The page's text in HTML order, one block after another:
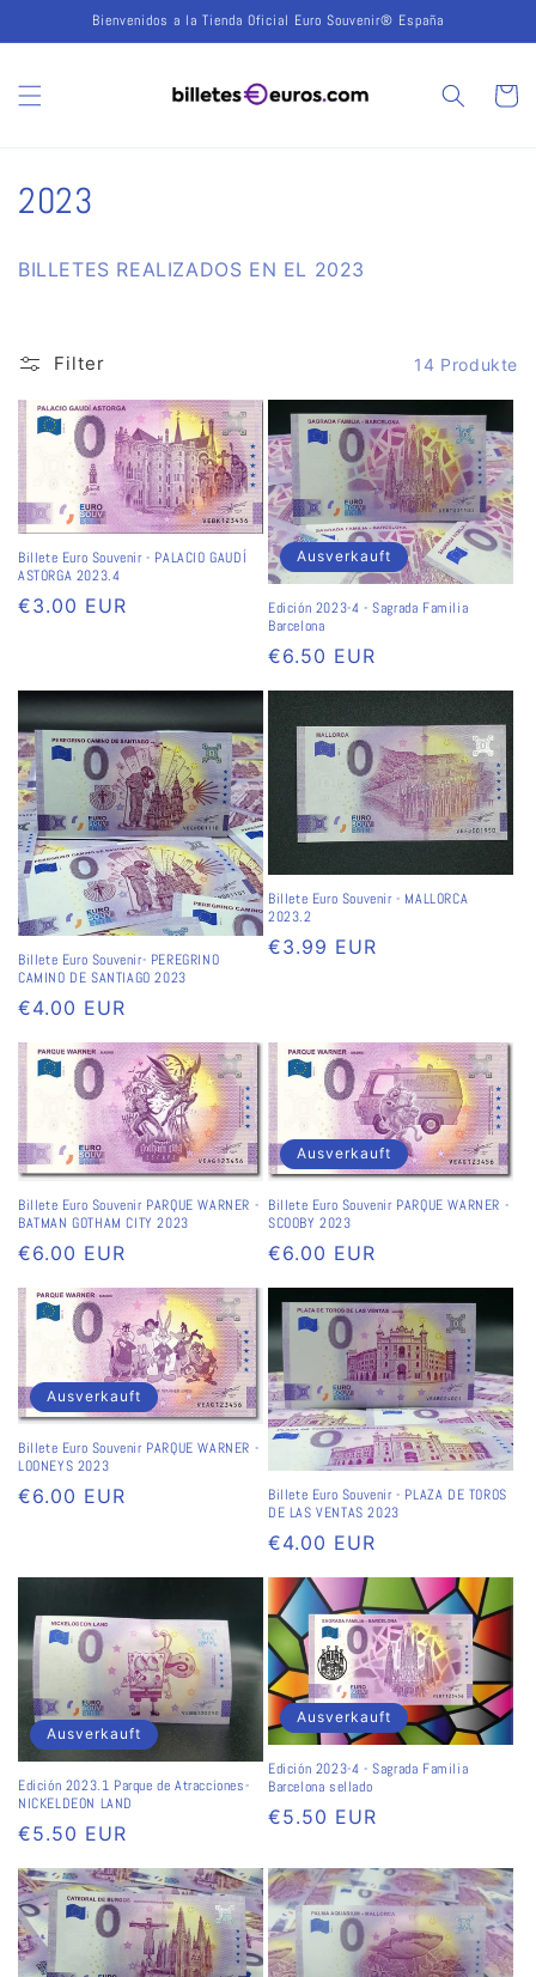
Inhalt
Bienvenidos a la Tienda Oficial Euro Souvenir® España
K
o
r
i
e
:
2023
BILLETES REALIZADOS EN EL 2023
Filter 14 Produkte
Billete Euro Souvenir - PALACIO GAUDÍ
ASTORGA 2023.4
Normaler
€3.00 EUR
Ausverkauft
Edición 2023-4 - Sagrada Familia
Barcelona
Normaler
Preis
€6.50 EUR
Billete Euro Souvenir- PEREGRINO
CAMINO DE SANTIAGO 2023
Normaler
Preis
€4.00 EUR
Billete Euro Souvenir - MALLORCA
2023.2
Normaler
€3.99 EUR
Billete Euro Souvenir PARQUE WARNER -
BATMAN GOTHAM CITY 2023
Normaler
€6.00 EUR
Ausverkauft
Billete Euro Souvenir PARQUE WARNER -
SCOOBY 2023
Normaler
€6.00 EUR
Ausverkauft
Billete Euro Souvenir PARQUE WARNER -
LOONEYS 2023
Normaler
€6.00 EUR
Billete Euro Souvenir - PLAZA DE TOROS
DE LAS VENTAS 2023
Normaler
Preis
€4.00 EUR
Ausverkauft
Edición 2023.1 Parque de Atracciones-
NICKELDEON LAND
Normaler
Preis
€5.50 EUR
Ausverkauft
Edición 2023-4 - Sagrada Familia
Barcelona sellado
Normaler
€5.50 EUR